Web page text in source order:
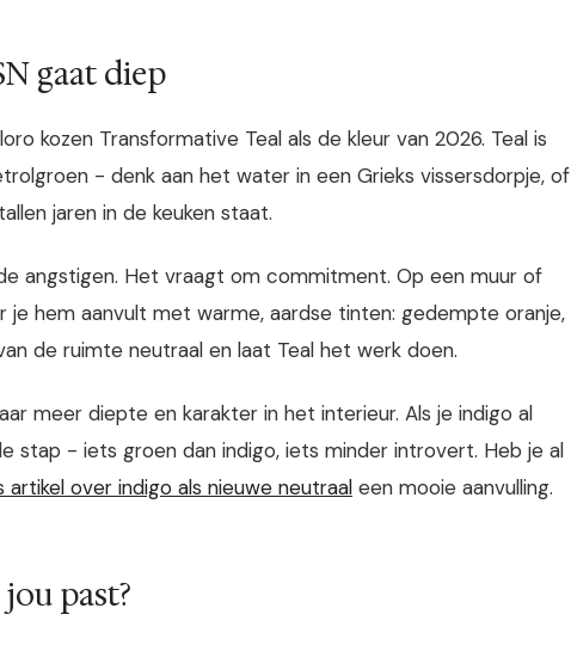
gaat diep
kozen Transformative Teal als de kleur van 2026. Teal is
- denk aan het water in een Grieks vissersdorpje, of
jaren in de keuken staat.
angstigen. Het vraagt om commitment. Op een muur of
hem aanvult met warme, aardse tinten: gedempte oranje,
de ruimte neutraal en laat Teal het werk doen.
meer diepte en karakter in het interieur. Als je indigo al
stap - iets groen dan indigo, iets minder introvert. Heb je al
artikel over indigo als nieuwe neutraal een mooie aanvulling.
past?